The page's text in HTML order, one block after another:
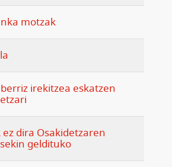
motzak
berriz irekitzea eskatzen
dira Osakidetzaren
geldituko